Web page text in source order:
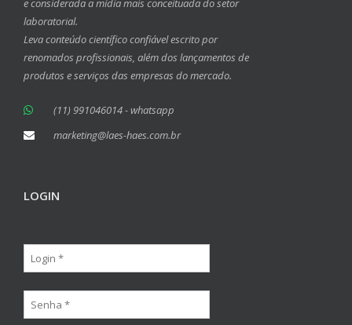
e considerada a mídia mais conceituada do setor
laboratorial.
Leva conteúdo científico confiável escrito por
renomados profissionais, além dos lançamentos de
produtos e serviços das empresas do mercado.
(11) 991046014 - whatsapp
marketing@laes-haes.com.br
LOGIN